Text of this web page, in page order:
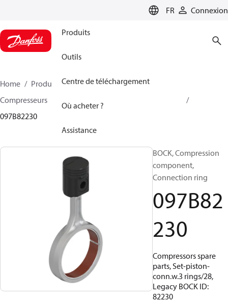
FR Connexion
Produits
Outils
Centre de téléchargement
Où acheter ?
Assistance
Home Produits
Climate Solutions - chauffage
Compresseurs
097B82230
BOCK, Compression
component,
Connection ring
097B82
230
Compressors spare
parts, Set-piston-
conn.w.3 rings/28,
Legacy BOCK ID:
82230